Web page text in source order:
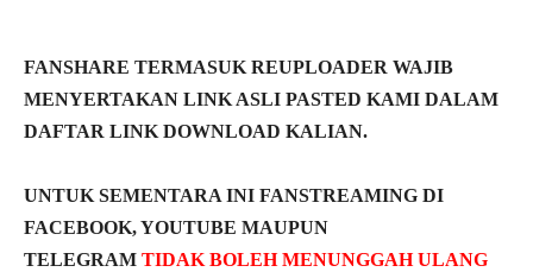
FANSHARE TERMASUK REUPLOADER WAJIB
MENYERTAKAN LINK ASLI PASTED KAMI DALAM
DAFTAR LINK DOWNLOAD KALIAN.
UNTUK SEMENTARA INI FANSTREAMING DI
FACEBOOK, YOUTUBE MAUPUN
TELEGRAM TIDAK BOLEH MENUNGGAH ULANG